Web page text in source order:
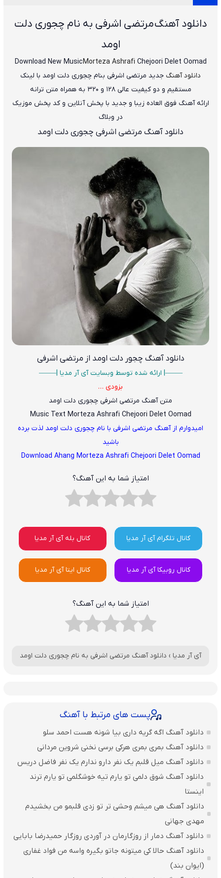
دانلود آهنگمرتضی اشرفی به نام چجوری دلت
اومد
Download New MusicMorteza Ashrafi Chejoori Delet Oomad
دانلود آهنگ جدید مرتضی اشرفی بنام چجوری دلت اومد با لینک
مستقیم و دو کیفیت عالی ۱۲۸ و ۳۲۰ به همراه متن ترانه
ارائه آهنگ فوق العاده زیبا و جدید با پخش آنلاین و کد پخش موزیک
در وبلاگ
دانلود آهنگ مرتضی اشرفی چجوری دلت اومد
دانلود آهنگ چجور دلت اومد از مرتضی اشرفی
——–| ارائه شده توسط وبسایت آی آر مدیا |——–
بزودی …
متن آهنگ مرتضی اشرفی چجوری دلت اومد
Music Text Morteza Ashrafi Chejoori Delet Oomad
امیدوارم از آهنگ مرتضی اشرفی با نام چجوری دلت اومد لذت برده
باشید
Download Ahang Morteza Ashrafi Chejoori Delet Oomad
امتیاز شما به این آهنگ؟
کانال تلگرام آی آر مدیا کانال بله آی آر مدیا
کانال روبیکا آی آر مدیا کانال ایتا آی آر مدیا
امتیاز شما به این آهنگ؟
آی آر مدیا › دانلود آهنگ مرتضی اشرفی به نام چجوری دلت اومد
پست های مرتبط با آهنگ
دانلود آهنگ اگه گریه داری بیا شونه هست احمد سلو
دانلود آهنگ بمری بمری هرکی برسی نخنی شروین مردانی
دانلود آهنگ میل قلبم یک نفر دارو ندارم یک نفر فاضل دریس
دانلود آهنگ شوق دلمی تو یارم تیه خوشگلمی تو یارم ترند
اینستا
دانلود آهنگ هی میشم وحشی تر تو زدی قلبمو من بخشیدم
مهدی جهانی
دانلود آهنگ دمار از روزگارمان در آوردی روزگار حمیدرضا بابایی
دانلود آهنگ حالا کی میتونه جاتو بگیره واسه من فواد غفاری
(ایوان بند)